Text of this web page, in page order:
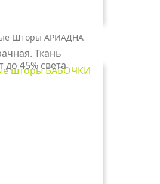
Шторы АРИАДНА
Ткань
до 45% света
АРИАДНА
0225
белый